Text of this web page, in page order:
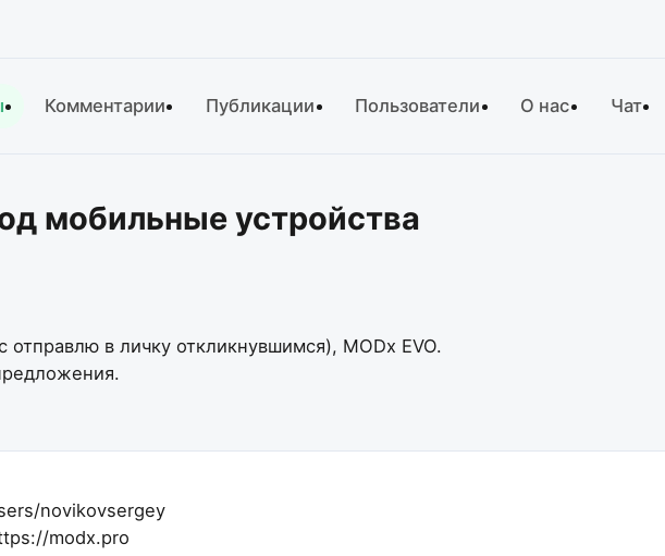
Комментарии Публикации Пользователи О нас Чат
мобильные устройства
отправлю в личку откликнувшимся), MODx EVO.
novikovsergey
modx.pro